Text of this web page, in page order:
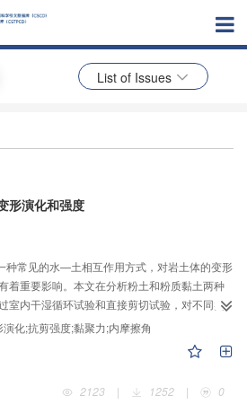
List of Issues
形演化和强度
种常见的水—土相互作用方式，对岩土体的变形
着重要影响。本文在分析粉土和粉质黏土两种
室内干湿循环试验和直接剪切试验，对不同类
变形演化和强度弱化特征进行了试验研究。结
土滑带土的变形表现为风干时土样内部产生裂
，裂隙不断扩展贯穿和增宽，饱和后裂隙又闭
干时体积收缩，饱和后体积膨胀；两种滑带土
律基本相同，第一次干湿循环造成滑带土强度
化;抗剪强度;黏聚力;内摩擦角
2123
| 1252 | 0